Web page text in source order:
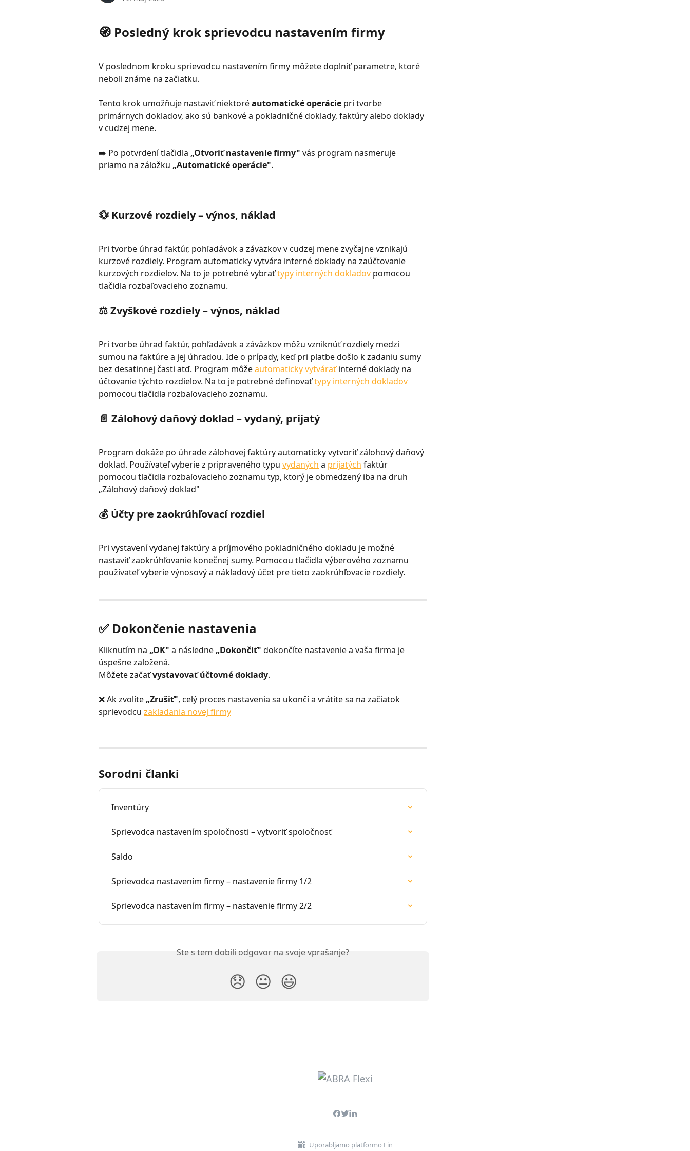
🧭 Posledný krok sprievodcu nastavením firmy
V poslednom kroku sprievodcu nastavením firmy môžete doplniť parametre, ktoré
neboli známe na začiatku.
Tento krok umožňuje nastaviť niektoré automatické operácie pri tvorbe
primárnych dokladov, ako sú bankové a pokladničné doklady, faktúry alebo doklady
v cudzej mene.
➡️ Po potvrdení tlačidla „Otvoriť nastavenie firmy" vás program nasmeruje
priamo na záložku „Automatické operácie".
💱 Kurzové rozdiely – výnos, náklad
Pri tvorbe úhrad faktúr, pohľadávok a záväzkov v cudzej mene zvyčajne vznikajú
kurzové rozdiely. Program automaticky vytvára interné doklady na zaúčtovanie
kurzových rozdielov. Na to je potrebné vybrať typy interných dokladov pomocou
tlačidla rozbaľovacieho zoznamu.
⚖️ Zvyškové rozdiely – výnos, náklad
Pri tvorbe úhrad faktúr, pohľadávok a záväzkov môžu vzniknúť rozdiely medzi
sumou na faktúre a jej úhradou. Ide o prípady, keď pri platbe došlo k zadaniu sumy
bez desatinnej časti atď. Program môže automaticky vytvárať interné doklady na
účtovanie týchto rozdielov. Na to je potrebné definovať typy interných dokladov
pomocou tlačidla rozbaľovacieho zoznamu.
📄 Zálohový daňový doklad – vydaný, prijatý
Program dokáže po úhrade zálohovej faktúry automaticky vytvoriť zálohový daňový
doklad. Používateľ vyberie z pripraveného typu vydaných a prijatých faktúr
pomocou tlačidla rozbaľovacieho zoznamu typ, ktorý je obmedzený iba na druh
„Zálohový daňový doklad"
💰 Účty pre zaokrúhľovací rozdiel
Pri vystavení vydanej faktúry a príjmového pokladničného dokladu je možné
nastaviť zaokrúhľovanie konečnej sumy. Pomocou tlačidla výberového zoznamu
používateľ vyberie výnosový a nákladový účet pre tieto zaokrúhľovacie rozdiely.
✅ Dokončenie nastavenia
Kliknutím na „OK" a následne „Dokončiť" dokončíte nastavenie a vaša firma je
úspešne založená.
Môžete začať vystavovať účtovné doklady.
❌ Ak zvolíte „Zrušiť", celý proces nastavenia sa ukončí a vrátite sa na začiatok
sprievodcu zakladania novej firmy
Sorodni članki
Inventúry
Sprievodca nastavením spoločnosti – vytvoriť spoločnosť
Saldo
Sprievodca nastavením firmy – nastavenie firmy 1/2
Sprievodca nastavením firmy – nastavenie firmy 2/2
Ste s tem dobili odgovor na svoje vprašanje?
😞 😐 😃
Uporabljamo platformo Fin